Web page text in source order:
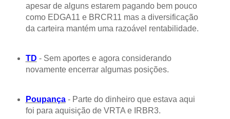
apesar de alguns estarem pagando bem pouco
como EDGA11 e BRCR11 mas a diversificação
da carteira mantém uma razoável rentabilidade.
TD - Sem aportes e agora considerando
novamente encerrar algumas posições.
Poupança- Parte do dinheiro que estava aqui
foi para aquisição de VRTA e IRBR3.